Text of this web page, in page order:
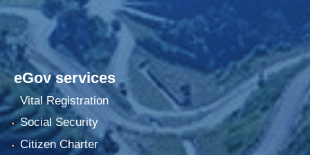
eGov services
Vital Registration
Social Security
Citizen Charter